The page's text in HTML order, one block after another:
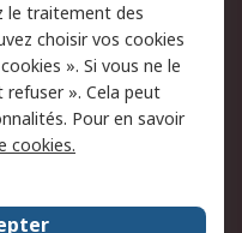
des e-mails
générales
vente
le traitement des
choisir vos cookies
». Si vous ne le
refuser ». Cela peut
Pour en savoir
cookies.